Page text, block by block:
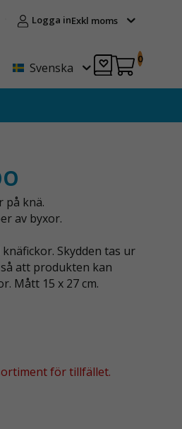
Logga inExkl moms
Svenska
0
på knä.
av byxor.
Skydden tas ur
att produkten kan
Mått 15 x 27 cm.
för tillfället.